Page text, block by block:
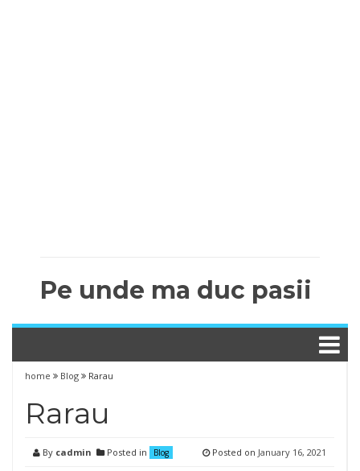
Pe unde ma duc pasii
home Blog Rarau
Rarau
By cadmin Posted in Blog Posted on January 16, 2021